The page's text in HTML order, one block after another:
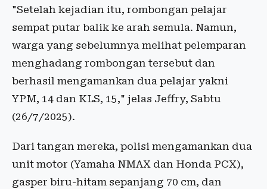
"Setelah kejadian itu, rombongan pelajar
sempat putar balik ke arah semula. Namun,
warga yang sebelumnya melihat pelemparan
menghadang rombongan tersebut dan
berhasil mengamankan dua pelajar yakni
YPM, 14 dan KLS, 15," jelas Jeffry, Sabtu
(26/7/2025).
Dari tangan mereka, polisi mengamankan dua
unit motor (Yamaha NMAX dan Honda PCX),
gasper biru-hitam sepanjang 70 cm, dan